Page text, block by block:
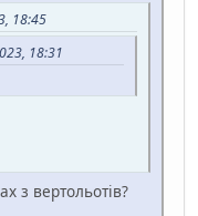
18:45
18:31
з вертольотів?